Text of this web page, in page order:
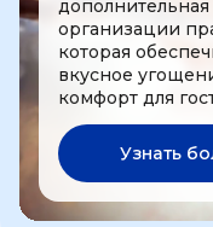
дополнительная
организации
которая
вкусное
комфорт для
Узнать